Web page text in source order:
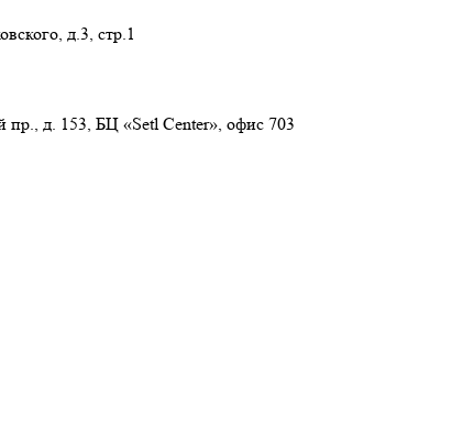
д.3, стр.1
пр., д. 153, БЦ «Setl Center», офис 703